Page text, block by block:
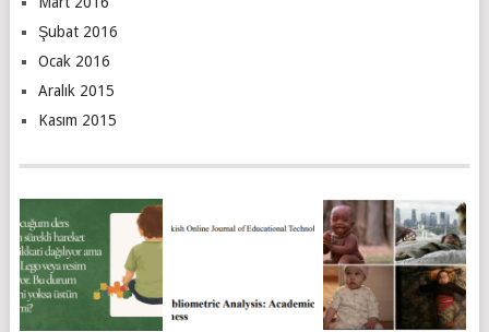
Şubat 2016
Ocak 2016
Aralık 2015
Kasım 2015